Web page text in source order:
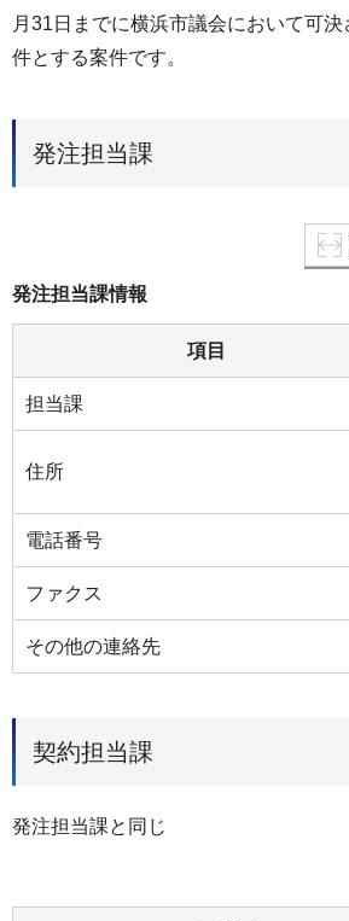
月31日までに横浜市議会において可
件とする案件です。
発注担当課
発注担当課情報
項目
担当課
住所
電話番号
ファクス
その他の連絡先
契約担当課
発注担当課と同じ